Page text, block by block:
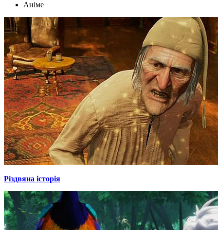
Аніме
Різдвяна історія